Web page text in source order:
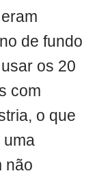
de fundo
os 20
com
o que
uma
não